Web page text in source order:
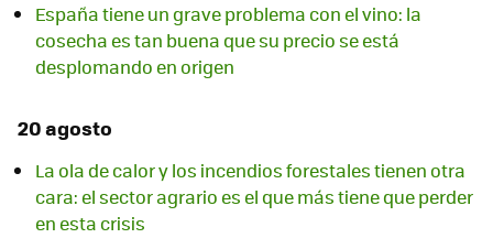
España tiene un grave problema con el vino: la
cosecha es tan buena que su precio se está
desplomando en origen
20 agosto
La ola de calor y los incendios forestales tienen otra
cara: el sector agrario es el que más tiene que perder
en esta crisis